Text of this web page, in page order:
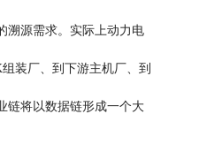
溯源需求。实际上动力电
装厂、到下游主机厂、到
链将以数据链形成一个大